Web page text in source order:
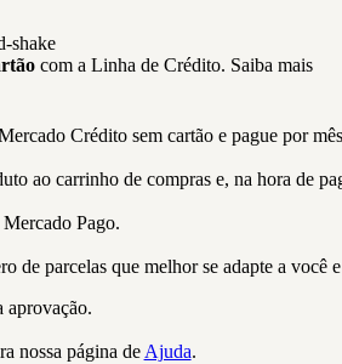
com a Linha de Crédito. Saiba mais
Crédito sem cartão e pague por mês
ao carrinho de compras e, na hora de
Pago.
de parcelas que melhor se adapte a você
aprovação.
nossa página de Ajuda.